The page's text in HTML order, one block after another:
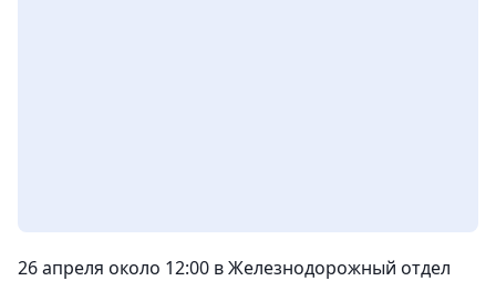
26 апреля около 12:00 в Железнодорожный отдел